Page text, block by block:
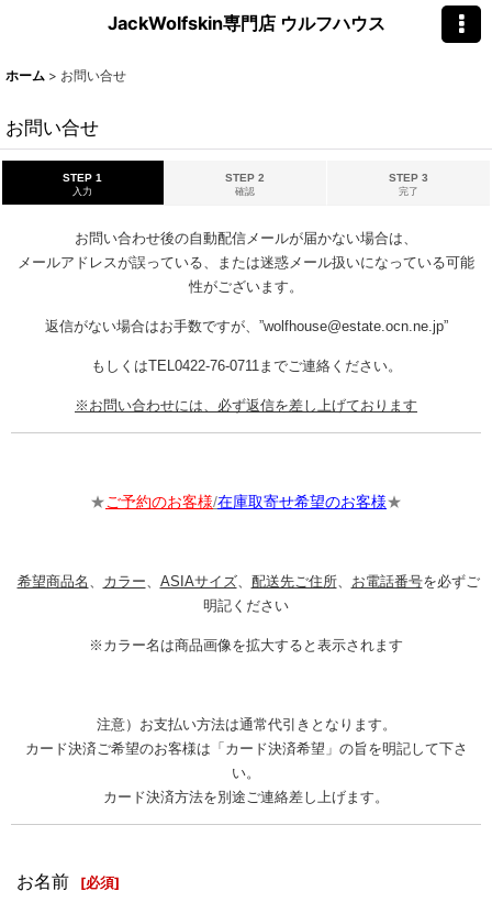
JackWolfskin専門店 ウルフハウス
ホーム > お問い合せ
お問い合せ
STEP 1
入力
STEP 2
確認
STEP 3
完了
お問い合わせ後の自動配信メールが届かない場合は、
メールアドレスが誤っている、または迷惑メール扱いになっている可能
性がございます。
返信がない場合はお手数ですが、”wolfhouse@estate.ocn.ne.jp”
もしくはTEL0422-76-0711までご連絡ください。
※お問い合わせには、必ず返信を差し上げております
★ご予約のお客様/在庫取寄せ希望のお客様★
希望商品名 、 カラー、 ASIAサイズ、 配送先ご住所、 お電話番号を必ずご
明記ください
※カラー名は商品画像を拡大すると表示されます
注意）お支払い方法は通常代引きとなります。
カード決済ご希望のお客様は「カード決済希望」の旨を明記して下さ
い。
カード決済方法を別途ご連絡差し上げます。
お名前 [必須]